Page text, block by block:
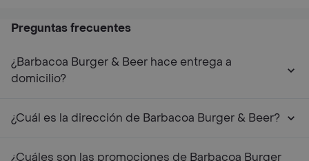
Preguntas frecuentes
¿Barbacoa Burger & Beer hace entrega a
domicilio?
¿Cuál es la dirección de Barbacoa Burger & Beer?
¿Cuáles son las promociones de Barbacoa Burger